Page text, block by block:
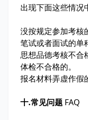
出现下面这些情况
没按规定参加考核
笔试或者面试的单
思想品德考核不合
体检不合格的。
报名材料弄虚作假
十.常见问题 FAQ